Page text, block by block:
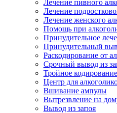
Лечение пивного
Лечение
Лечение женского
Помощь при
Принудительное
Принудительный
Раскодирование от
Срочный вывод из
Тройное
Центр для
Вшивание ампулы
Вытрезвление на
Вывод из запоя